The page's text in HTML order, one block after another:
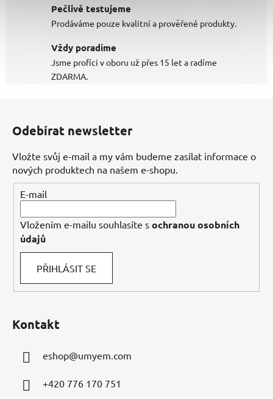
Pečlivě testujeme
Prodáváme pouze kvalitní a prověřené produkty.
Vždy poradíme
Jsme profíci v oboru už přes 15 let a radíme
ZDARMA.
Odebírat newsletter
Vložte svůj e-mail a my vám budeme zasílat informace o
nových produktech na našem e-shopu.
E-mail
Vložením e-mailu souhlasíte s ochranou osobních
údajů
PŘIHLÁSIT SE
Kontakt
eshop@umyem.com
+420 776 170 751